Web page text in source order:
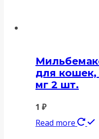
для кошек,
мг 2 шт.
1 ₽
Read more